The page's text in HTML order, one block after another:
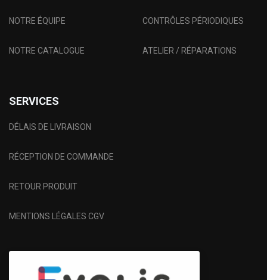
NOTRE ÉQUIPE
NOTRE CATALOGUE
CONTRÔLES PÉRIODIQUES
ATELIER / RÉPARATIONS
SERVICES
DÉLAIS DE LIVRAISON
RÉCEPTION DE COMMANDE
RETOUR PRODUIT
MENTIONS LÉGALES CGV